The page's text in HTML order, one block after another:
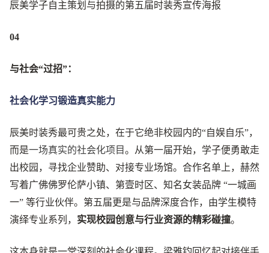
辰美学子自主策划与拍摄的第五届时装秀宣传海报
04
与社会“过招”：
社会化学习锻造真实能力
辰美时装秀最可贵之处，在于它绝非校园内的“自娱自乐”，
而是一场真实的社会化项目。从第一届开始，学子便勇敢走
出校园，寻找企业赞助、对接专业场馆。合作名单上，赫然
写着广佛佛罗伦萨小镇、第壹时区、知名女装品牌 “一城画
一” 等行业伙伴。第五届更是与品牌深度合作，由学生模特
演绎专业系列， 实现校园创意与行业资源的精彩碰撞。